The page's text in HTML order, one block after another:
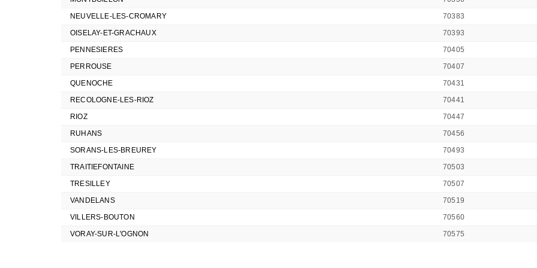
NEUVELLE-LES-CROMARY
70383
OISELAY-ET-GRACHAUX
70393
PENNESIERES
70405
PERROUSE
70407
QUENOCHE
70431
RECOLOGNE-LES-RIOZ
70441
RIOZ
70447
RUHANS
70456
SORANS-LES-BREUREY
70493
TRAITIEFONTAINE
70503
TRESILLEY
70507
VANDELANS
70519
VILLERS-BOUTON
70560
VORAY-SUR-L'OGNON
70575